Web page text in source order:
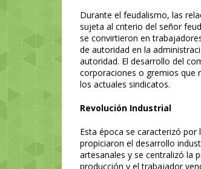
Durante el feudalismo, las
sujeta al criterio del señor
se convirtieron en
de autoridad en la
autoridad. El desarrollo del
corporaciones o gremios que
los actuales sindicatos.
Revolución Industrial
Esta época se caracterizó
propiciaron el desarrollo
artesanales y se centralizó la
producción y el trabajador